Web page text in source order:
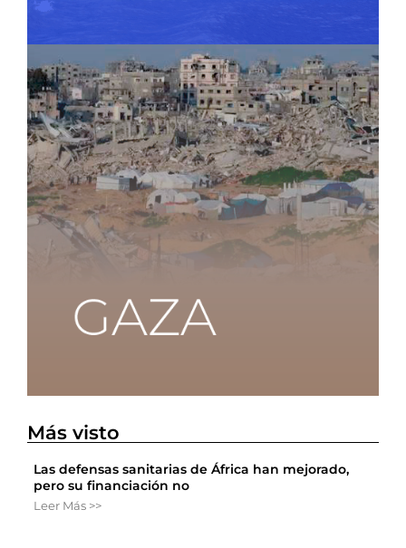
Más visto
Las defensas sanitarias de África han mejorado,
pero su financiación no
Leer Más >>